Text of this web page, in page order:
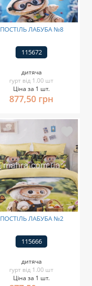
ПОСТІЛЬ ЛАБУБА №8
115672
дитяча
гурт від 1.00 шт
Ціна за 1 шт.
877,50 грн
ПОСТІЛЬ ЛАБУБА №2
115666
дитяча
гурт від 1.00 шт
Ціна за 1 шт.